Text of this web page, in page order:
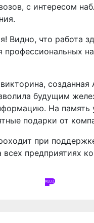
с интересом
Видно, что работа
будущим
На память
подарки от
при
предприятиях